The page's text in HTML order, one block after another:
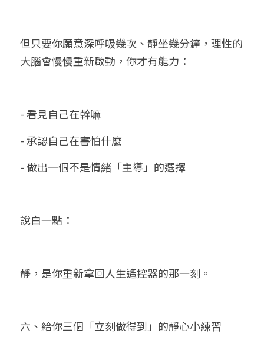
但只要你願意深呼吸幾次、靜坐幾分鐘，理性的
大腦會慢慢重新啟動，你才有能力：
- 看見自己在幹嘛
- 承認自己在害怕什麼
- 做出一個不是情緒「主導」的選擇
說白一點：
靜，是你重新拿回人生遙控器的那一刻。
六、給你三個「立刻做得到」的靜心小練習